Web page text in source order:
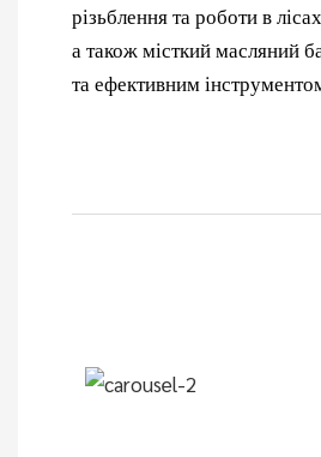
різьблення та роботи в
а також місткий масляний
та ефективним